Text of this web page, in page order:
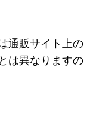
通販サイト上の
は異なりますの